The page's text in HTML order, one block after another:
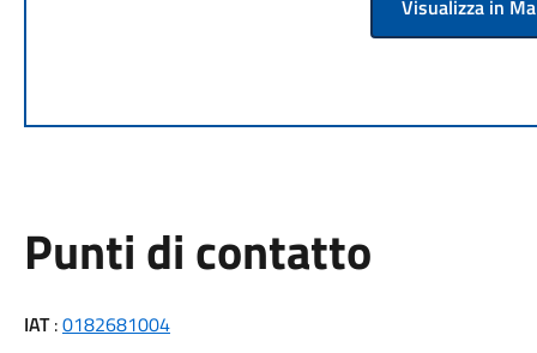
Visualizza in
Punti di contatto
IAT:0182681004